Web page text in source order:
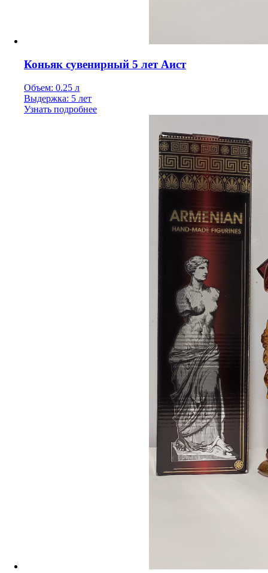
Коньяк сувенирный 5 лет Аист
Объем: 0.25 л
Выдержка: 5 лет
Узнать подробнее